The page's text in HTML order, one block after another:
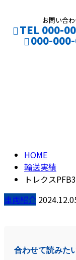
お問い合
TEL 000-
000-
HOME
輸送実績
トレクス
車両紹介
合わせて読みた